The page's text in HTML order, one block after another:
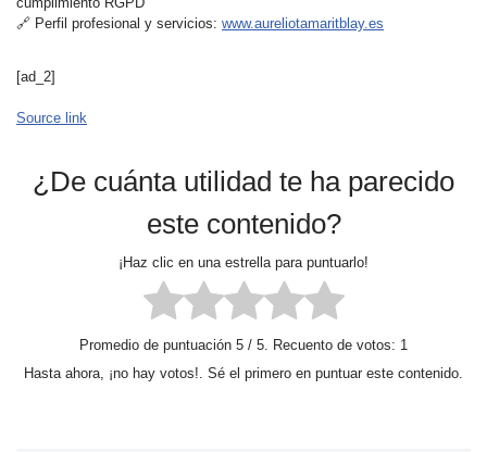
🔗 Perfil profesional y servicios: www.aureliotamaritblay.es
[ad_2]
Source link
¿De cuánta utilidad te ha parecido
este contenido?
¡Haz clic en una estrella para puntuarlo!
Promedio de puntuación 5 / 5. Recuento de votos: 1
Hasta ahora, ¡no hay votos!. Sé el primero en puntuar este contenido.